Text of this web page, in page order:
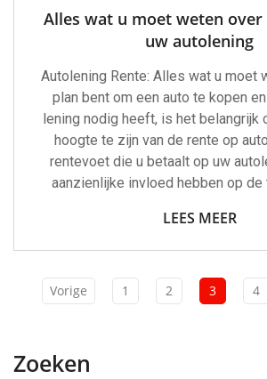
Alles wat u moet weten
uw autolening
Autolening Rente: Alles wat u moet
plan bent om een ​​auto te kopen
lening nodig heeft, is het belangrijk
hoogte te zijn van de rente op
rentevoet die u betaalt op uw
aanzienlijke invloed hebben op
LEES MEER
Vorige 1 2 3 4
Zoeken